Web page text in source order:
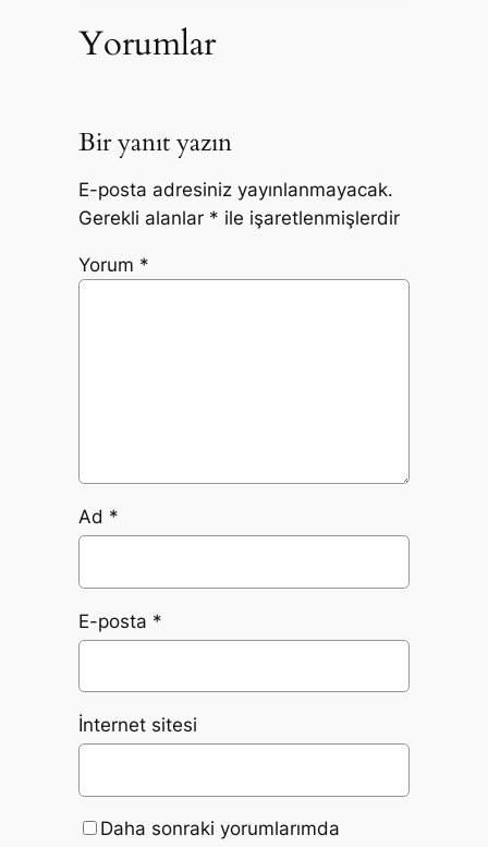
Yorumlar
Bir yanıt yazın
E-posta adresiniz yayınlanmayacak.
Gerekli alanlar * ile işaretlenmişlerdir
Yorum *
Ad *
E-posta *
İnternet sitesi
Daha sonraki yorumlarımda